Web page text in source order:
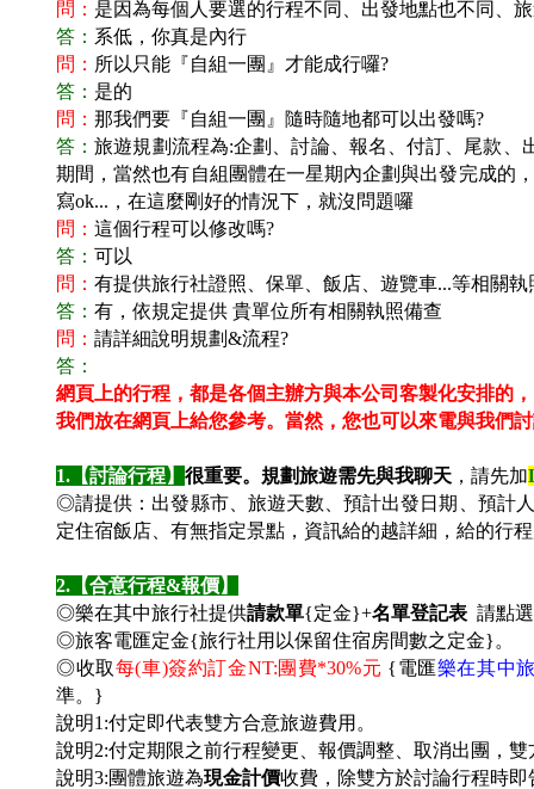
問： 是因為每個人要選的行程不同、出發地點也不同、
答： 系低，你真是內行
問： 所以只能『自組一團』才能成行囉?
答： 是的
問： 那我們要『自組一團』隨時隨地都可以出發嗎?
答：旅遊規劃流程為:企劃、討論、報名、付訂、尾款
期間，當然也有自組團體在一星期內企劃與出發完成的
寫ok...，在這麼剛好的情況下，就沒問題囉
問： 這個行程可以修改嗎?
答： 可以
問： 有提供旅行社證照、保單、飯店、遊覽車...等相關
答： 有，依規定提供 貴單位所有相關執照備查
問： 請詳細說明規劃&流程?
答：
網頁上的行程，都是各個主辦方與本公司客製化安排的，
我們放在網頁上給您參考。 當然，您也可以來電與我們
1. 【討論行程】 很重要。規劃旅遊需先與我聊天 ，請先加
◎請提供：出發縣市、旅遊天數、預計出發日期、預計
定住宿飯店、有無指定景點，資訊給的越詳細，給的行
2. 【合意行程&報價】
◎樂在其中旅行社提供請款單{定金}+名單登記表 請點
◎旅客電匯定金{旅行社用以保留住宿房間數之定金}。
◎收取每(車)簽約訂金NT:團費*30%元 {電匯樂在其中
準。 }
說明1:付定即代表雙方合意旅遊費用。
說明2:付定期限之前行程變更、報價調整、取消出團，
說明3:團體旅遊為現金計價收費，除雙方於討論行程時